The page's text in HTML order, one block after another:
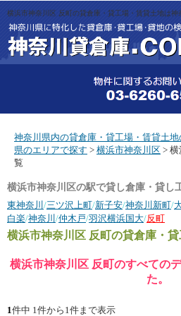
横浜市神奈川区 反町の貸倉庫・貸工場・賃貸土地は神
神奈川県内の貸倉庫・貸工場・賃貸土
県のエリアで探す > 横浜市神奈川区 >
覧
横浜市神奈川区の駅で貸し倉庫・貸し
東神奈川 /三ツ沢上町/新子安/神奈川新町/
白楽/神奈川 /仲木戸/羽沢横浜国大/反町
横浜市神奈川区 反町の貸倉庫・
横浜市神奈川区 反町のすべての
た。
1件中 1件から1件まで表示